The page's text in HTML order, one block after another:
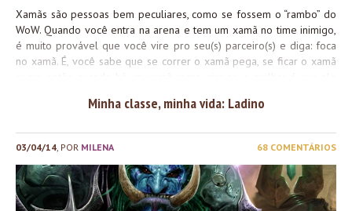
Xamãs são pessoas bem peculiares, como se fossem o “rambo” do
WoW. Quando você entra na arena e tem um xamã no time inimigo,
é muito provável que você vire pro seu(s) parceiro(s) e diga: foca
no xamã. É, você sabe que se correr o xamã pega, se ficar o xamã
que a Blizzard tira na moeda se o xamã vai estar nerfado ou
mais esquisitas que eu já conheci. Meu primeiro personagem no
WoW foi um xamã, e eu me lembro que a parte mais complicada
pra mim era lembrar de ficar colocando totens no chão pra bater.
Talvez por me cansar de lembrar toda hora eu desisti de jogar de
xamã,...
Minha classe, minha vida: Ladino
03/04/14, POR MILENA 68 COMENTÁRIOS